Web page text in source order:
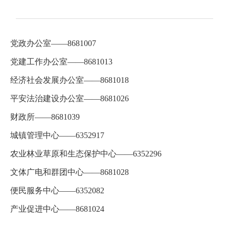
党政办公室——8681007
党建工作办公室——8681013
经济社会发展办公室——8681018
平安法治建设办公室——8681026
财政所——8681039
城镇管理中心——6352917
农业林业草原和生态保护中心——6352296
文体广电和群团中心——8681028
便民服务中心——6352082
产业促进中心——8681024